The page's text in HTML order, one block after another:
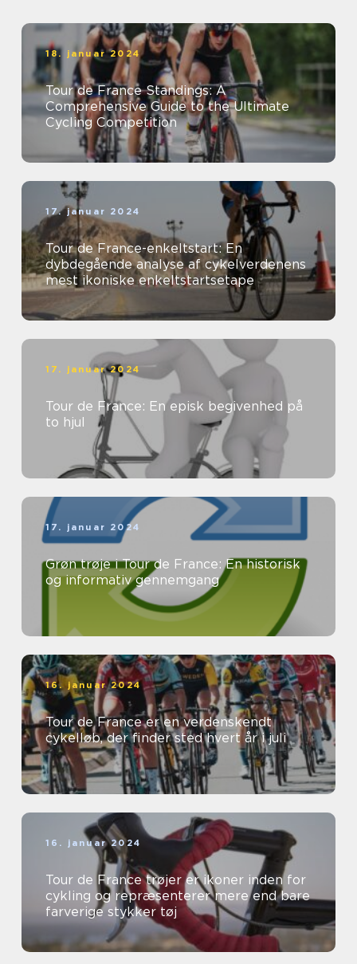
18. januar 2024
Tour de France Standings: A
Comprehensive Guide to the Ultimate
Cycling Competition
17. januar 2024
Tour de France-enkeltstart: En
dybdegående analyse af cykelverdenens
mest ikoniske enkeltstartsetape
17. januar 2024
Tour de France: En episk begivenhed på
to hjul
17. januar 2024
Grøn trøje i Tour de France: En historisk
og informativ gennemgang
16. januar 2024
Tour de France er en verdenskendt
cykelløb, der finder sted hvert år i juli
16. januar 2024
Tour de France trøjer er ikoner inden for
cykling og repræsenterer mere end bare
farverige stykker tøj